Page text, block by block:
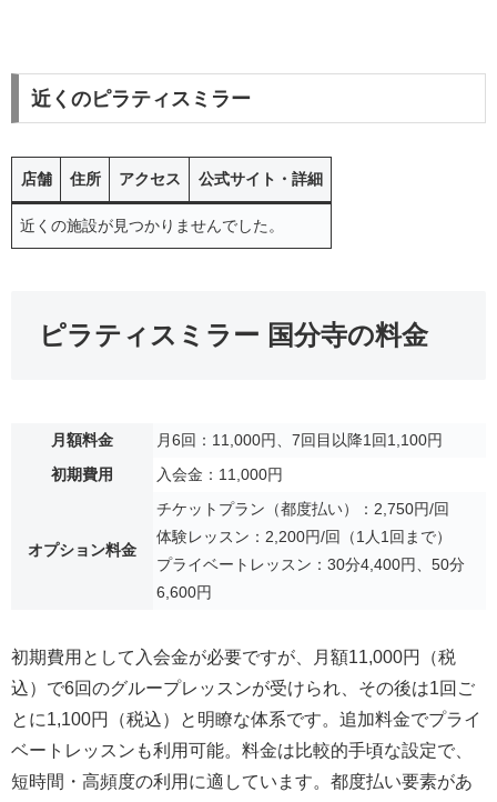
近くのピラティスミラー
店舗 住所 アクセス 公式サイト・詳細
近くの施設が見つかりませんでした。
ピラティスミラー 国分寺の料金
月額料金
月6回：11,000円、7回目以降1回1,100円
初期費用
入会金：11,000円
オプション料金
チケットプラン（都度払い）：2,750円/回
体験レッスン：2,200円/回（1人1回まで）
プライベートレッスン：30分4,400円、50分
6,600円
初期費用として入会金が必要ですが、月額11,000円（税
込）で6回のグループレッスンが受けられ、その後は1回ご
とに1,100円（税込）と明瞭な体系です。追加料金でプライ
ベートレッスンも利用可能。料金は比較的手頃な設定で、
短時間・高頻度の利用に適しています。都度払い要素があ